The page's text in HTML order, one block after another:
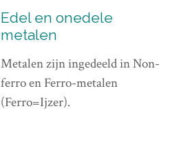
Edel en onedele
metalen
Metalen zijn ingedeeld in Non-
ferro en Ferro-metalen
(Ferro=Ijzer).